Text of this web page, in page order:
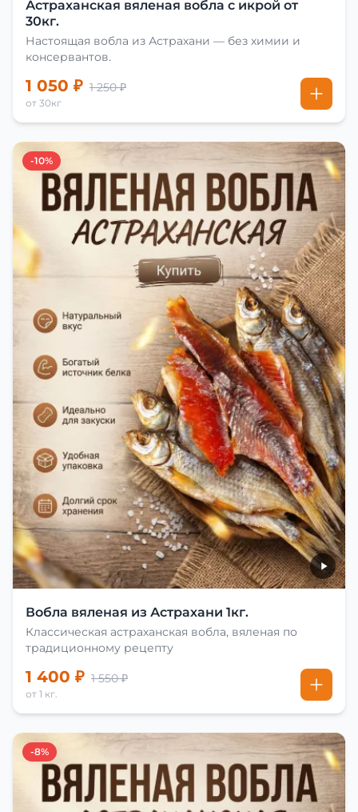
Астраханская вяленая вобла с икрой от
30кг.
Настоящая вобла из Астрахани — без химии и
консервантов.
1 050 ₽ 1 250 ₽
от 30кг
-10%
Вобла вяленая из Астрахани 1кг.
Классическая астраханская вобла, вяленая по
традиционному рецепту
1 400 ₽ 1 550 ₽
от 1 кг.
-8%